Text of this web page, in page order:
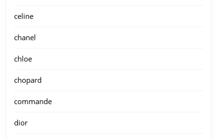
celine
chanel
chloe
chopard
commande
dior